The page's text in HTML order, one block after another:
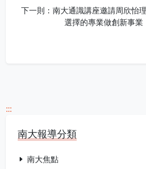
下一則：南大通識講座邀請周欣怡
選擇的專業做創新事業
:::
南大報導分類
南大焦點